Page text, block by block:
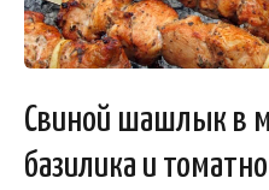
Свиной шашлык в
базилика и